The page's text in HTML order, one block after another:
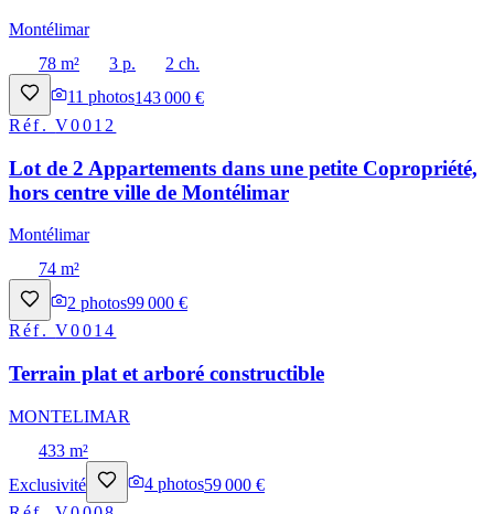
Montélimar
78 m²
3 p.
2 ch.
11 photos143 000 €
Réf.V0012
Lot de 2 Appartements dans une petite Copropriété,
hors centre ville de Montélimar
Montélimar
74 m²
2 photos99 000 €
Réf.V0014
Terrain plat et arboré constructible
MONTELIMAR
433 m²
Exclusivité
4 photos59 000 €